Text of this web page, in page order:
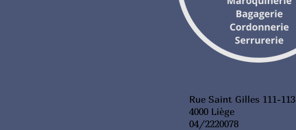
Rue Saint Gilles 111-113
4000 Liège
04/2220078